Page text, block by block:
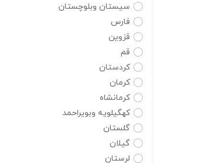
سیستان وبلوچستان
فارس
قزوین
قم
کردستان
کرمان
کرمانشاه
کهگیلویه وبویراحمد
گلستان
گیلان
لرستان